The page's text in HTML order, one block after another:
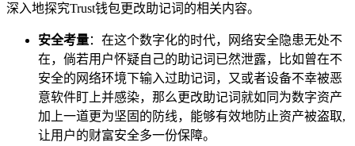
深入地探究Trust钱包更改助记词的相关内容。
安全考量：在这个数字化的时代，网络安全隐患无处不
在，倘若用户怀疑自己的助记词已然泄露，比如曾在不
安全的网络环境下输入过助记词，又或者设备不幸被恶
意软件盯上并感染，那么更改助记词就如同为数字资产
加上一道更为坚固的防线，能够有效地防止资产被盗取,
让用户的财富安全多一份保障。